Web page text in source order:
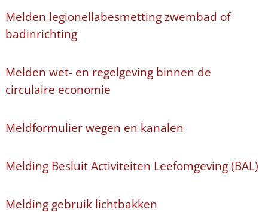
Melden legionellabesmetting zwembad of
badinrichting
Melden wet- en regelgeving binnen de
circulaire economie
Meldformulier wegen en kanalen
Melding Besluit Activiteiten Leefomgeving (BAL)
Melding gebruik lichtbakken